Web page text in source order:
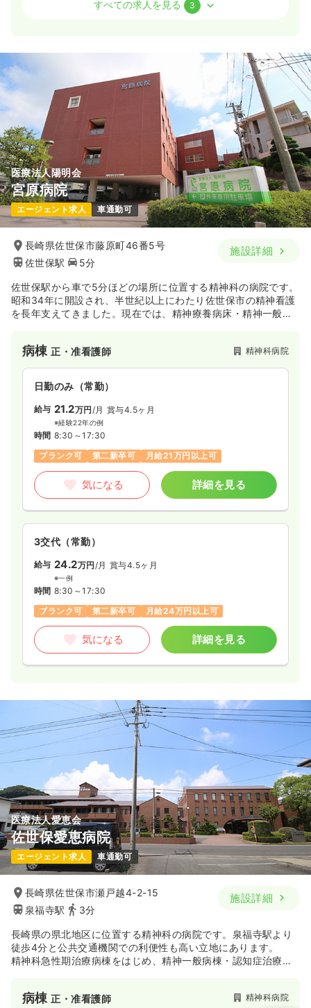
8:30～17:00（休憩60分）
土日祝休み
年収600万円以上可
気になる 詳細を見る
介護・福祉系正・准看護師 精神科病院
日勤のみ（常勤） 一時募集休止
給与 お問い合わせください
時間 8:30～17:30 （休憩60分）
気になる 詳細を見る
日勤のみ（パート） 一時募集休止
給与 お問い合わせください
気になる
すべての求人を見る 3
医療法人陽明会
宮原病院
エージェント求人 車通勤可
長崎県佐世保市藤原町46番5号
佐世保駅
5分
施設詳細
佐世保駅から車で5分ほどの場所に位置する精神科の病院です。
昭和34年に開設され、半世紀以上にわたり佐世保市の精神看護
を長年支えてきました。現在では、精神療養病床・精神一般病
病棟正・准看護師 精神科病院
日勤のみ（常勤）
給与 21.2万円/月 賞与4.5ヶ月
※経験22年の例
時間 8:30～17:30
ブランク可
第二新卒可 月給21万円以上可
気になる 詳細を見る
3交代（常勤）
給与 24.2万円 /月 賞与4.5ヶ月
※一例
時間 8:30～17:30
ブランク可
第二新卒可 月給24万円以上可
気になる 詳細を見る
医療法人愛恵会
佐世保愛恵病院
エージェント求人 車通勤可
長崎県佐世保市瀬戸越4-2-15
泉福寺駅
3分
施設詳細
長崎県の県北地区に位置する精神科の病院です。泉福寺駅より
徒歩4分と公共交通機関での利便性も高い立地にあります。
精神科急性期治療病棟をはじめ、精神一般病棟・認知症治療病
昭和26年に前身となる佐世保保養院を開設して以来、半世紀以
病棟正・准看護師 精神科病院